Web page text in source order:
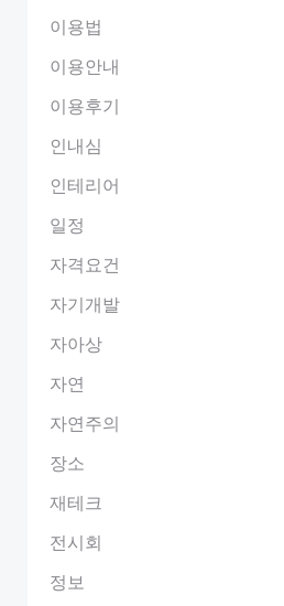
이용법
이용안내
이용후기
인내심
인테리어
일정
자격요건
자기개발
자아상
자연
자연주의
장소
재테크
전시회
정보